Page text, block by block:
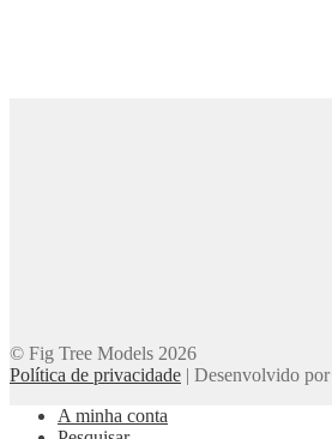
© Fig Tree Models 2026
Política de privacidade | Desenvolvido por
A minha conta